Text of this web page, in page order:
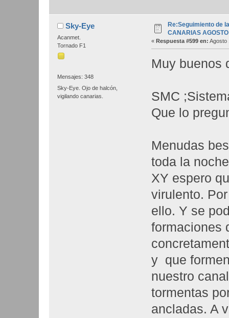
Sky-Eye
Acanmet.
Tornado F1
Mensajes: 348
Sky-Eye. Ojo de halcón,
vigilando canarias.
Re:Seguimiento de
CANARIAS
« Respuesta #599 en: Agosto
Muy buenos
SMC
Que lo
Menudas
toda la
XY espero
virulento.
ello. Y se
formaciones
y que
nuestro
tormentas
ancladas. A